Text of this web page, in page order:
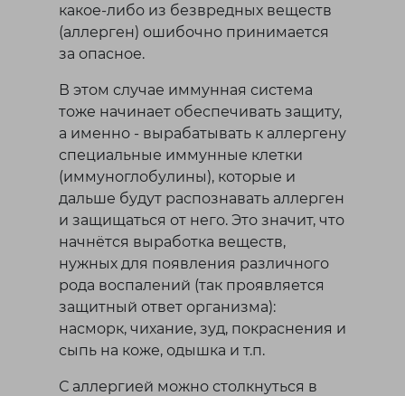
какое-либо из безвредных веществ
(аллерген) ошибочно принимается
за опасное.
В этом случае иммунная система
тоже начинает обеспечивать защиту,
а именно - вырабатывать к аллергену
специальные иммунные клетки
(иммуноглобулины), которые и
дальше будут распознавать аллерген
и защищаться от него. Это значит, что
начнётся выработка веществ,
нужных для появления различного
рода воспалений (так проявляется
защитный ответ организма):
насморк, чихание, зуд, покраснения и
сыпь на коже, одышка и т.п.
С аллергией можно столкнуться в